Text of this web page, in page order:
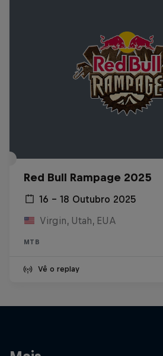
Red Bull Rampage 2025
16 – 18 Outubro 2025
Virgin, Utah, EUA
MTB
Vê o replay